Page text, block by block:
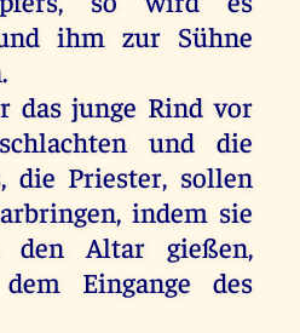
ihm zur Sühne
das junge Rind vor
und die
die Priester, sollen
indem sie
Altar gießen,
Eingange des